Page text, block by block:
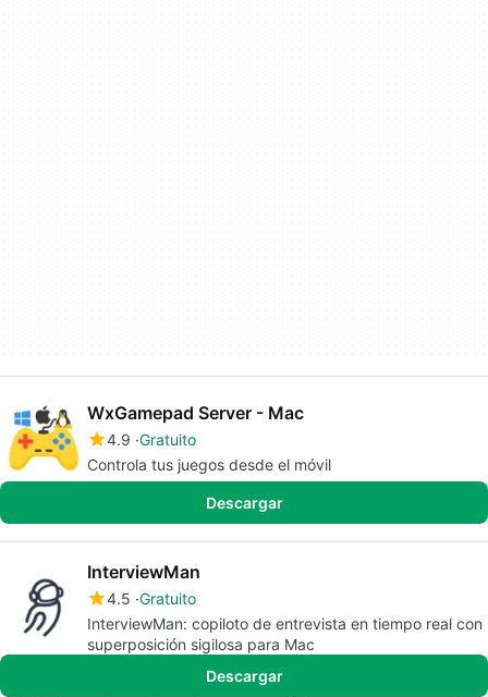
WxGamepad Server - Mac
4.9 Gratuito
Controla tus juegos desde el móvil
Descargar
InterviewMan
4.5 Gratuito
InterviewMan: copiloto de entrevista en tiempo real con
superposición sigilosa para Mac
Descargar